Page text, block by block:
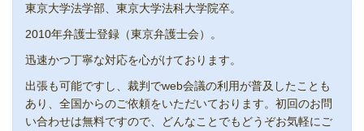
東京大学法学部、東京大学法科大学院卒。
2010年弁護士登録（東京弁護士会）。
迅速かつ丁寧な対応を心がけております。
出張も可能ですし、裁判でweb会議の利用が普及したことも
あり、全国からのご依頼をいただいております。初回のお問
い合わせは無料ですので、どんなことでもどうぞお気軽にご